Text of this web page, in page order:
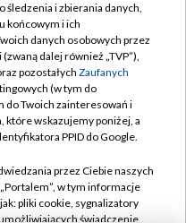
TVP
i zbierania danych,
końcowym i ich
danych osobowych przez
dalej również „TVP”),
pozostałych Zaufanych
(w tym do
do Twoich zainteresowań i
które wskazujemy poniżej, a
PPID do Google.
przez Ciebie naszych
w tym informacje
pliki cookie, sygnalizatory
świadczenie